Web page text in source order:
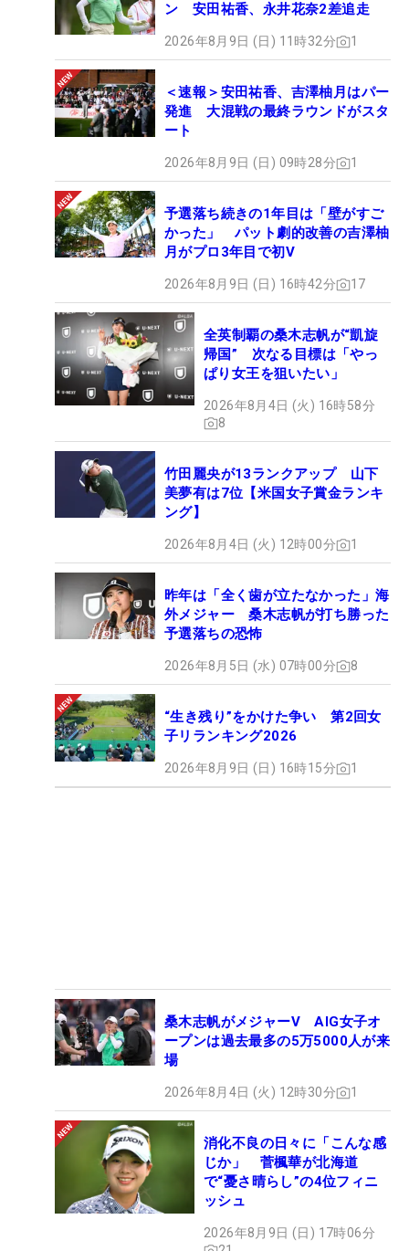
ン 安田祐香、永井花奈2差追走
2026年8月9日 (日) 11時32分 1
＜速報＞安田祐香、吉澤柚月はパー
発進 大混戦の最終ラウンドがスタ
ート
2026年8月9日 (日) 09時28分 1
予選落ち続きの1年目は「壁がすご
かった」 パット劇的改善の吉澤柚
月がプロ3年目で初V
2026年8月9日 (日) 16時42分 17
全英制覇の桑木志帆が“凱旋
帰国” 次なる目標は「やっ
ぱり女王を狙いたい」
2026年8月4日 (火) 16時58分
8
竹田麗央が13ランクアップ 山下
美夢有は7位【米国女子賞金ランキ
ング】
2026年8月4日 (火) 12時00分 1
昨年は「全く歯が立たなかった」海
外メジャー 桑木志帆が打ち勝った
予選落ちの恐怖
2026年8月5日 (水) 07時00分 8
“生き残り”をかけた争い 第2回女
子リランキング2026
2026年8月9日 (日) 16時15分 1
桑木志帆がメジャーV AIG女子オ
ープンは過去最多の5万5000人が来
場
2026年8月4日 (火) 12時30分 1
消化不良の日々に「こんな感
じか」 菅楓華が北海道
で“憂さ晴らし”の4位フィニ
ッシュ
2026年8月9日 (日) 17時06分